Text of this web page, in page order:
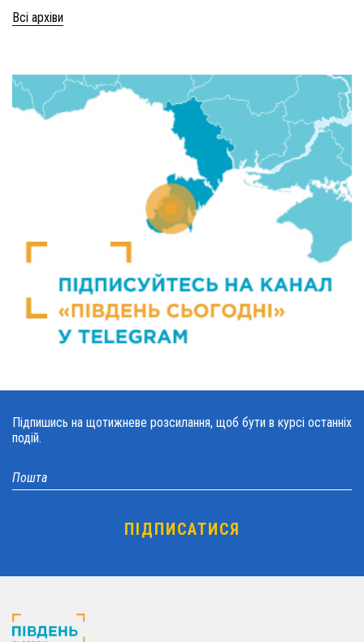
Всі архіви
Підпишись на щотижневе розсилання, щоб бути в курсі останніх
подій.